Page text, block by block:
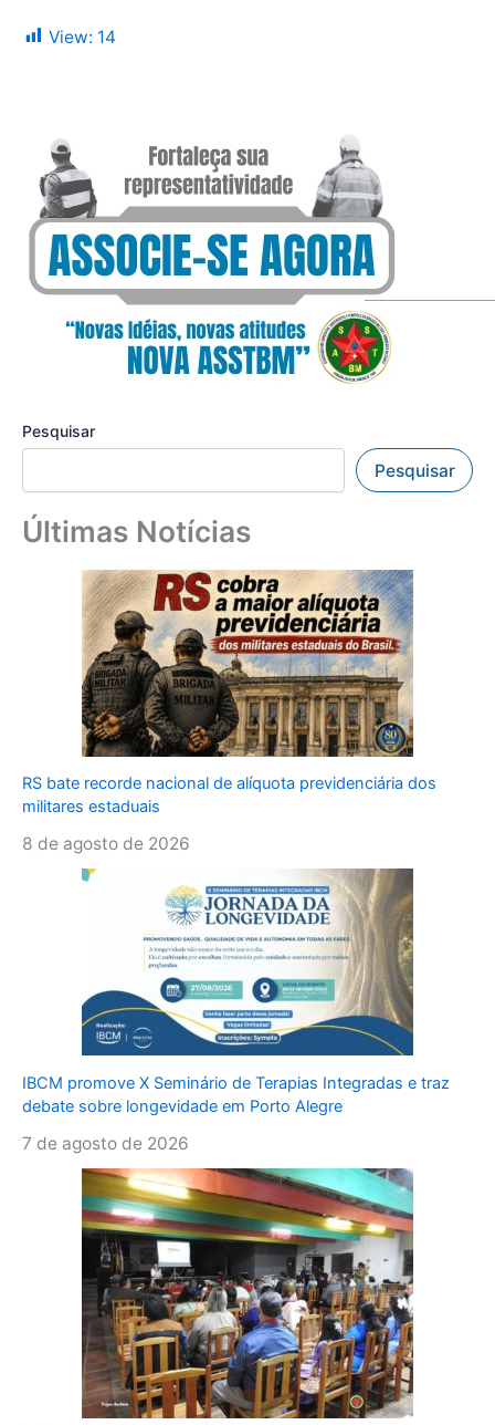
View: 14
Pesquisar
Pesquisar
Últimas Notícias
RS bate recorde nacional de alíquota previdenciária dos
militares estaduais
8 de agosto de 2026
IBCM promove X Seminário de Terapias Integradas e traz
debate sobre longevidade em Porto Alegre
7 de agosto de 2026